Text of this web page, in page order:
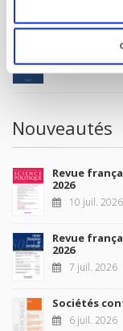
La France
Nouveautés
Revue
2026
10 juil. 2026
Revue
2026
7 juil. 2026
Sociétés
6 juil. 2026